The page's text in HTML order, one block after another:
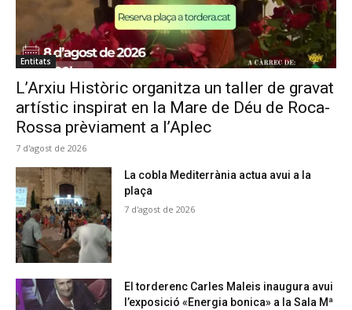
Entitats
L’Arxiu Històric organitza un taller de gravat
artístic inspirat en la Mare de Déu de Roca-
Rossa prèviament a l’Aplec
7 d'agost de 2026
La cobla Mediterrània actua avui a la
plaça
7 d'agost de 2026
El torderenc Carles Maleis inaugura avui
l’exposició «Energia bonica» a la Sala Mª